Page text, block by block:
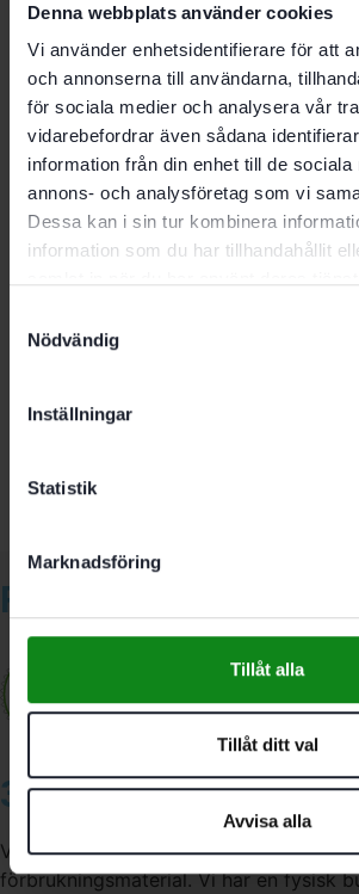
Denna webbplats använder cookies
Vi använder enhetsidentifierare för att
och annonserna till användarna,
för sociala medier och analysera vår
vidarebefordrar även sådana
information från din enhet till de sociala
annons- och analysföretag som vi
Dessa kan i sin tur kombinera
information som du har tillhandahållit
Nödvändig
Inställningar
Statistik
Marknadsföring
Tillåt alla
Tillåt ditt val
Avvisa alla
Systainer³
SYS3 S 76
Mått (l x b x h) 265 x 171 x 71 mm
Mått med fötter (l x b x h) 265 x 171 x
Innermått (l x b x h) 258 x 164 x 67 mm
Last 5 kg
Bärlast (kopplad) 15 kg
Tillåten lockbelastning 100kg
Det finns inga recensioner än.
Bli först med att recensera ”Festool
klämset SYS3 S 76-WAGO-Set”
Relaterade produkter
3A Byggdelen
Vi är återförsäljare av elverktyg,
förbrukningsmaterial. Vi har en fysisk